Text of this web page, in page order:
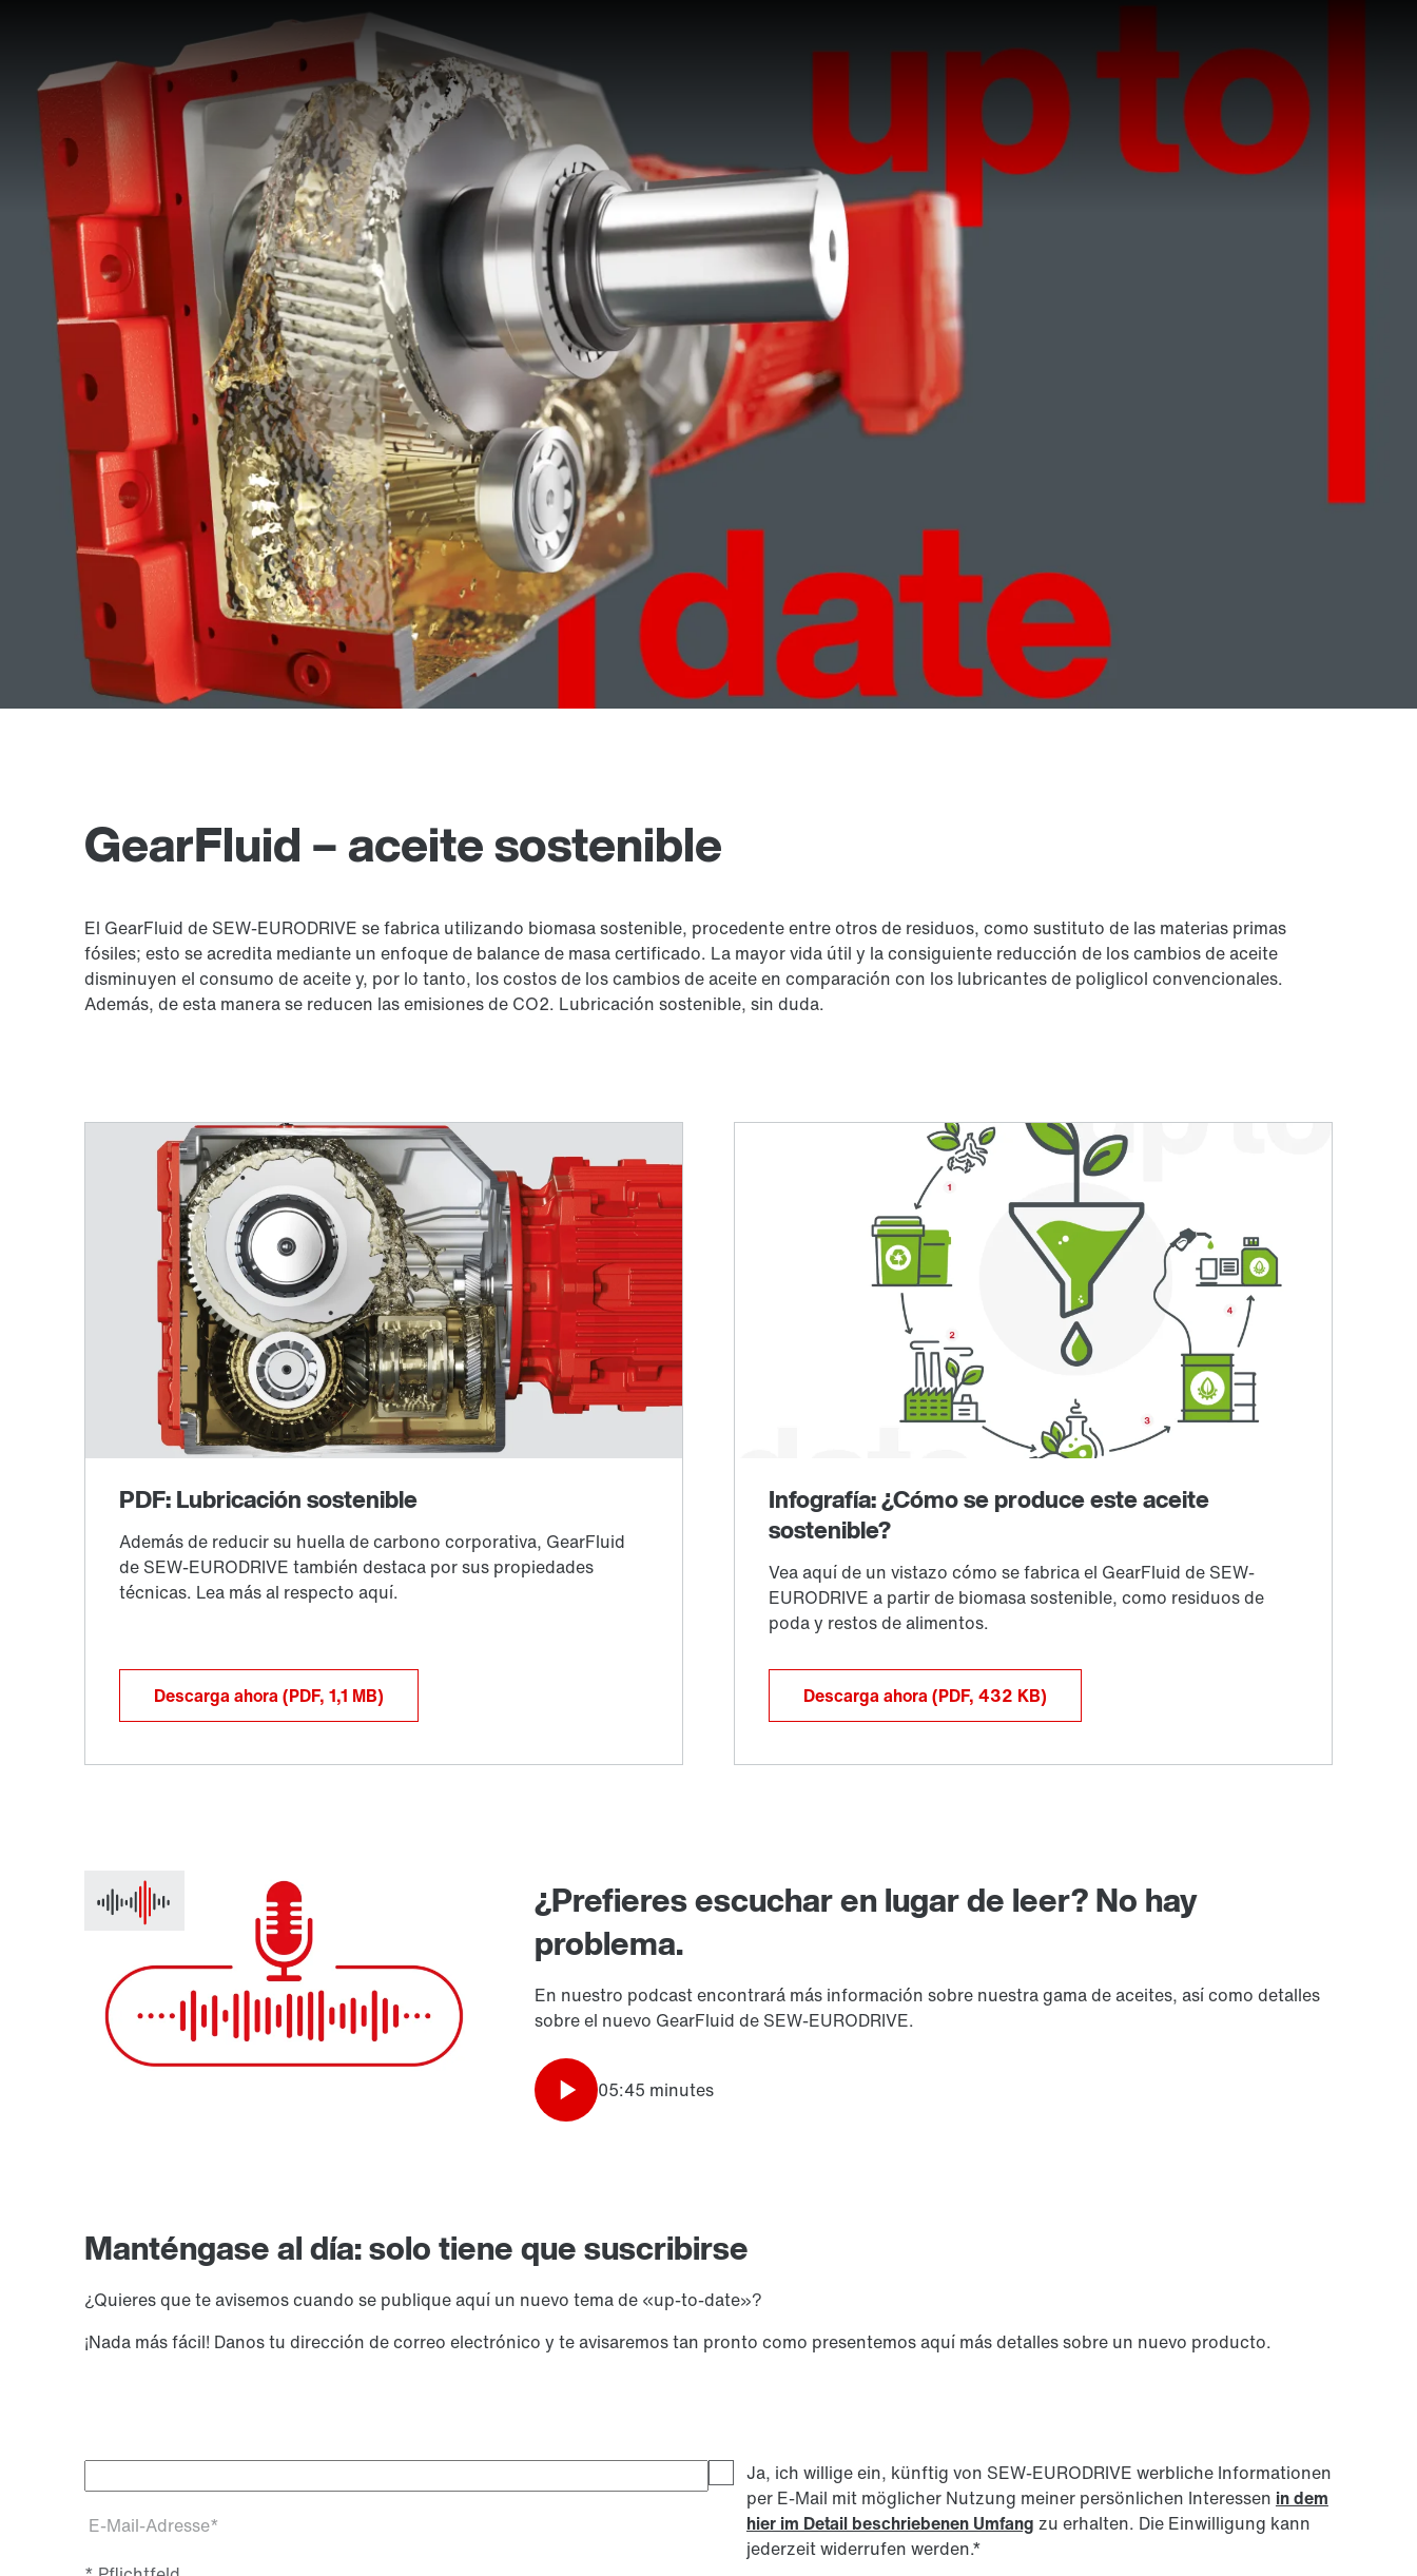
GearFluid – aceite sostenible
El GearFluid de SEW-EURODRIVE se fabrica utilizando biomasa sostenible, procedente entre otros de residuos, como sustituto de las materias primas
fósiles; esto se acredita mediante un enfoque de balance de masa certificado. La mayor vida útil y la consiguiente reducción de los cambios de aceite
disminuyen el consumo de aceite y, por lo tanto, los costos de los cambios de aceite en comparación con los lubricantes de poliglicol convencionales.
Además, de esta manera se reducen las emisiones de CO2. Lubricación sostenible, sin duda.
Descarga ahora(PDF, 1,1 MB) Descarga ahora(PDF, 432 KB)
¿Prefieres escuchar en lugar de leer? No hay
problema.
En nuestro podcast encontrará más información sobre nuestra gama de aceites, así como detalles
sobre el nuevo GearFluid de SEW-EURODRIVE.
05:45 minutes
Manténgase al día: solo tiene que suscribirse
¿Quieres que te avisemos cuando se publique aquí un nuevo tema de «up-to-date»?
¡Nada más fácil! Danos tu dirección de correo electrónico y te avisaremos tan pronto como presentemos aquí más detalles sobre un nuevo producto.
E-Mail-Adresse*
Ja, ich willige ein, künftig von SEW-EURODRIVE werbliche Informationen
per E-Mail mit möglicher Nutzung meiner persönlichen Interessen in dem
hier im Detail beschriebenen Umfang zu erhalten. Die Einwilligung kann
jederzeit widerrufen werden.*